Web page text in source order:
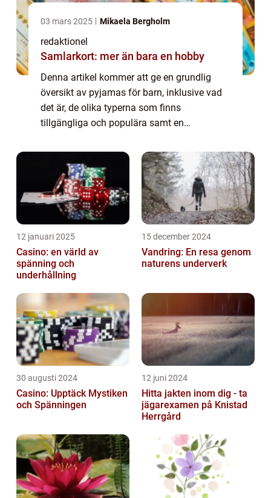
03 mars 2025 Mikaela Bergholm
redaktionel
Samlarkort: mer än bara en hobby
Denna artikel kommer att ge en grundlig
översikt av pyjamas för barn, inklusive vad
det är, de olika typerna som finns
tillgängliga och populära samt en
kommer också att titta på kvantitativa
mätningar när de...
12 januari 2025
Casino: en värld av
spänning och
underhållning
15 december 2024
Vandring: En resa genom
naturens underverk
30 augusti 2024
Casino: Upptäck Mystiken
och Spänningen
12 juni 2024
Hitta jakten inom dig - ta
jägarexamen på Knistad
Herrgård